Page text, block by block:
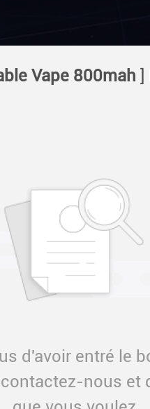
Vape 800mah ]
d'avoir entré le
nous et